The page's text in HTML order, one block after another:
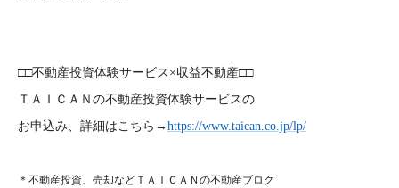
□□不動産投資体験サービス×収益不動産□□
ＴＡＩＣＡＮの不動産投資体験サービスの
お申込み、詳細はこちら→ https://www.taican.co.jp/lp/
＊不動産投資、売却などＴＡＩＣＡＮの不動産ブログ